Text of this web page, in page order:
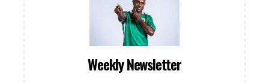
Weekly Newsletter